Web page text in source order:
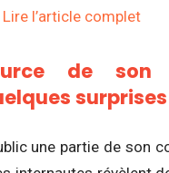
Lire l’article complet
de son
surprises
une partie de son